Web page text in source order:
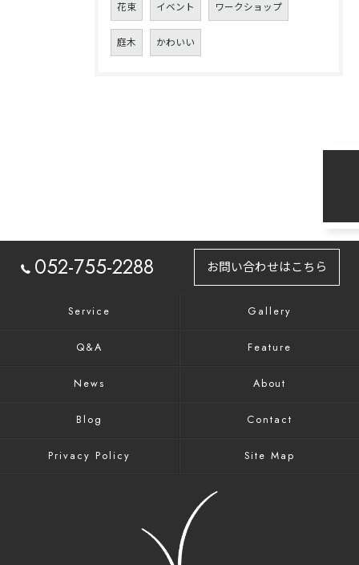
花束 イベント ワークショップ
庭木 かわいい
052-755-2288 お問い合わせはこちら
Service Gallery
Q&A Feature
News About
Blog Contact
Privacy Policy Site Map